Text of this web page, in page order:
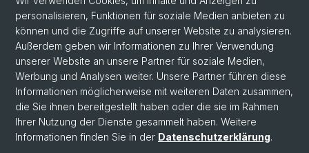
Facebook
Bluesky
Blog
personalisieren, Funktionen für soziale Medien anbieten zu
können und die Zugriffe auf unserer Website zu analysieren.
Außerdem geben wir Informationen zu Ihrer Verwendung
unserer Website an unsere Partner für soziale Medien,
Werbung und Analysen weiter. Unsere Partner führen diese
Informationen möglicherweise mit weiteren Daten zusammen,
die Sie ihnen bereitgestellt haben oder die sie im Rahmen
Ihrer Nutzung der Dienste gesammelt haben. Weitere
Informationen finden Sie in der Datenschutzerklärung.